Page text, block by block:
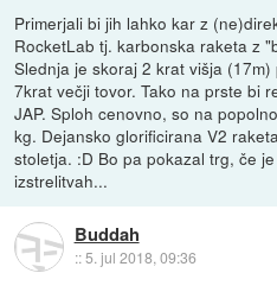
Primerjali bi jih lahko kar z
RocketLab tj. karbonska raketa z
Slednja je skoraj 2 krat višja
7krat večji tovor. Tako na prste bi
JAP. Sploh cenovno, so na
kg. Dejansko glorificirana V2
stoletja. :D Bo pa pokazal trg, če
izstrelitvah...
Buddah
::5. jul 2018, 09:36